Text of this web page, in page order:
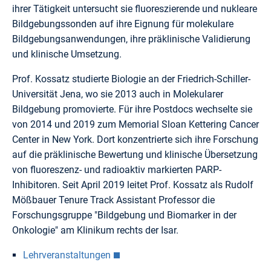
ihrer Tätigkeit untersucht sie fluoreszierende und nukleare
Bildgebungssonden auf ihre Eignung für molekulare
Bildgebungsanwendungen, ihre präklinische Validierung
und klinische Umsetzung.
Prof. Kossatz studierte Biologie an der Friedrich-Schiller-
Universität Jena, wo sie 2013 auch in Molekularer
Bildgebung promovierte. Für ihre Postdocs wechselte sie
von 2014 und 2019 zum Memorial Sloan Kettering Cancer
Center in New York. Dort konzentrierte sich ihre Forschung
auf die präklinische Bewertung und klinische Übersetzung
von fluoreszenz- und radioaktiv markierten PARP-
Inhibitoren. Seit April 2019 leitet Prof. Kossatz als Rudolf
Mößbauer Tenure Track Assistant Professor die
Forschungsgruppe "Bildgebung und Biomarker in der
Onkologie" am Klinikum rechts der Isar.
Lehrveranstaltungen